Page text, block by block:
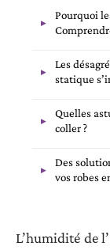
Pourquoi
Les
statique
Quelles
coller ?
Des
vos robes
L’humidité de